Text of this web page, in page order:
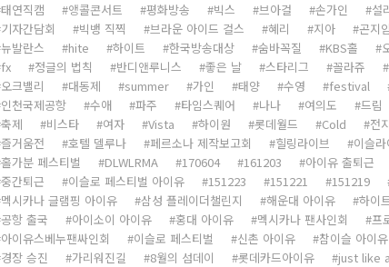
태연직캠
앵콜콘서트 평화방송 빅스 브아걸 손가인 설
기자간담회
빅뱅 직찍 브라운 아이드 걸스 혜리 지아 곤지
뉴발란스
hite 하이트 한국방송대상 숨바꼭질 KBS홀
fx
정글의 법칙 반디앤루니스 좋은 날 스타리그 꼴라쥬
오크밸리
대동제 summer 가인 태양 수영 festival
인천국제공항
수애 파주 타임스퀘어 나나 여의도 드림
축제
비스타 여자 Vista 하이원 롯데월드 Cold 전
즐거움전
호텔 델루나 페르소나 제작보고회 힐링라이브 이슬
홀가분 페스티벌
DLWLRMA 170604 161203 아이유 출퇴근
중간퇴근
이슬로 페스티벌 아이유 151223 151221 151219
멕시카나 글램핑 아이유
삼성 플레이더챌린지 해운대 아이유 하이
공항 출국
아이소이 아이유 홍대 아이유 멕시카나 팬사인회 프
아이유스베누팬싸인회
이슬로 페스티벌 신촌 아이유 참이슬 아이유
경장 승진
가리워진길 8월의 섬데이 롯데카드아이유 just like